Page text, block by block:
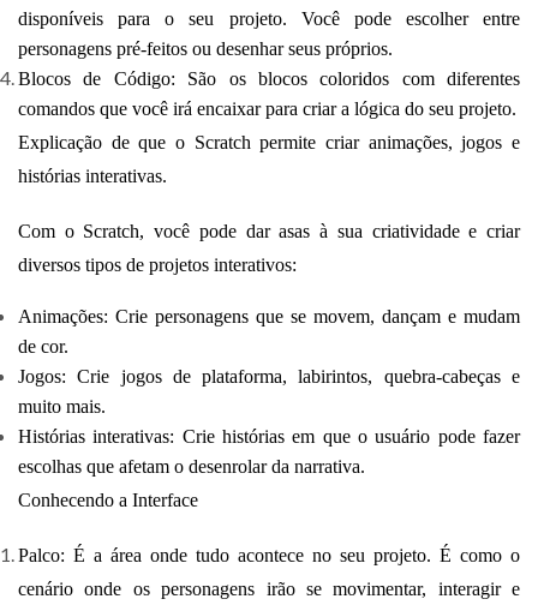
disponíveis para o seu projeto. Você pode escolher entre
personagens pré-feitos ou desenhar seus próprios.
Blocos de Código: São os blocos coloridos com diferentes
comandos que você irá encaixar para criar a lógica do seu projeto.
Explicação de que o Scratch permite criar animações, jogos e
histórias interativas.
Com o Scratch, você pode dar asas à sua criatividade e criar
diversos tipos de projetos interativos:
Animações: Crie personagens que se movem, dançam e mudam
de cor.
Jogos: Crie jogos de plataforma, labirintos, quebra-cabeças e
muito mais.
Histórias interativas: Crie histórias em que o usuário pode fazer
escolhas que afetam o desenrolar da narrativa.
Conhecendo a Interface
Palco: É a área onde tudo acontece no seu projeto. É como o
cenário onde os personagens irão se movimentar, interagir e